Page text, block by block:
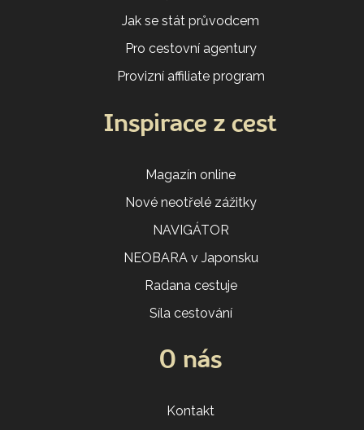
Jak se stát průvodcem
Pro cestovní agentury
Provizní affiliate program
Inspirace z cest
Magazín online
Nové neotřelé zážitky
NAVIGÁTOR
NEOBARA v Japonsku
Radana cestuje
Síla cestování
O nás
Kontakt